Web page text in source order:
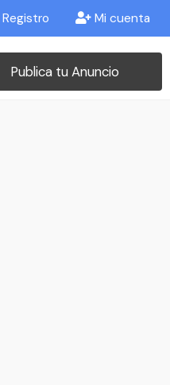
Registro Mi cuenta
Publica tu Anuncio